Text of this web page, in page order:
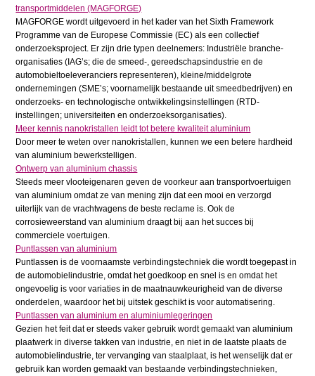
transportmiddelen (MAGFORGE)
MAGFORGE wordt uitgevoerd in het kader van het Sixth Framework
Programme van de Europese Commissie (EC) als een collectief
onderzoeksproject. Er zijn drie typen deelnemers: Industriële branche-
organisaties (IAG’s; die de smeed-, gereedschapsindustrie en de
automobieltoeleveranciers representeren), kleine/middelgrote
ondernemingen (SME’s; voornamelijk bestaande uit smeedbedrijven) en
onderzoeks- en technologische ontwikkelingsinstellingen (RTD-
instellingen; universiteiten en onderzoeksorganisaties).
Meer kennis nanokristallen leidt tot betere kwaliteit aluminium
Door meer te weten over nanokristallen, kunnen we een betere hardheid
van aluminium bewerkstelligen.
Ontwerp van aluminium chassis
Steeds meer vlooteigenaren geven de voorkeur aan transportvoertuigen
van aluminium omdat ze van mening zijn dat een mooi en verzorgd
uiterlijk van de vrachtwagens de beste reclame is. Ook de
corrosieweerstand van aluminium draagt bij aan het succes bij
commerciele voertuigen.
Puntlassen van aluminium
Puntlassen is de voornaamste verbindingstechniek die wordt toegepast in
de automobielindustrie, omdat het goedkoop en snel is en omdat het
ongevoelig is voor variaties in de maatnauwkeurigheid van de diverse
onderdelen, waardoor het bij uitstek geschikt is voor automatisering.
Puntlassen van aluminium en aluminiumlegeringen
Gezien het feit dat er steeds vaker gebruik wordt gemaakt van aluminium
plaatwerk in diverse takken van industrie, en niet in de laatste plaats de
automobielindustrie, ter vervanging van staalplaat, is het wenselijk dat er
gebruik kan worden gemaakt van bestaande verbindingstechnieken,